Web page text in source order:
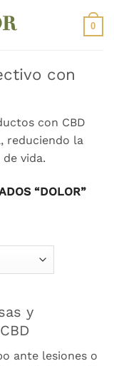
0
con
con CBD
reduciendo la
vida.
“DOLOR”
y
ante lesiones o